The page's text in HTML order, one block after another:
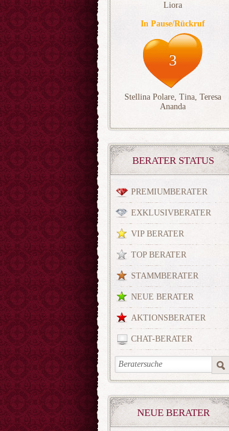
Liora
In Pause/Rückruf
3
Stellina Polare, Tina, Teresa
Ananda
BERATER STATUS
PREMIUMBERATER
EXKLUSIVBERATER
VIP BERATER
TOP BERATER
STAMMBERATER
NEUE BERATER
AKTIONSBERATER
CHAT-BERATER
NEUE BERATER